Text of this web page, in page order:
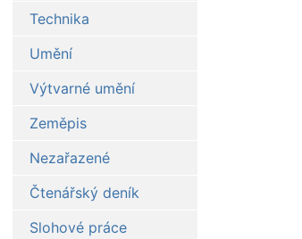
Technika
Umění
Výtvarné umění
Zeměpis
Nezařazené
Čtenářský deník
Slohové práce